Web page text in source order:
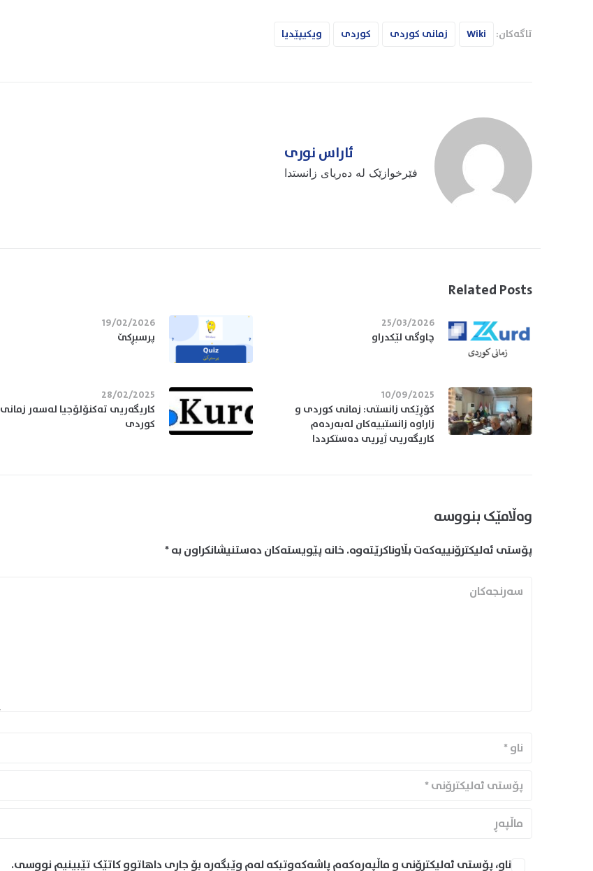
تاگەکان: Wiki زمانی کوردی کوردی ویکیپێدیا
ئاراس نوری
فێرخوازێک لە دەریای زانستدا
Related Posts
25/03/2026
چاوگی لێکدراو
19/02/2026
پرسبڕکێ
10/09/2025
کۆڕێکی زانستی: زمانی کوردی و
زاراوە زانستییەکان لەبەردەم
کاریگەریی ژیریی دەستکرددا
28/02/2025
کاریگەریی تەکنۆلۆجیا لەسەر زمانی
کوردی
وەڵامێک بنووسە
پۆستی ئەلیکترۆنییەکەت بڵاوناکرێتەوە.خانە پێویستەکان دەستنیشانکراون بە*
ناو، پۆستی ئەلیکترۆنی و ماڵپەڕەکەم پاشەکەوتبکە لەم وێبگەڕە بۆ جاری داهاتوو کاتێک تێبینیم نووسی.